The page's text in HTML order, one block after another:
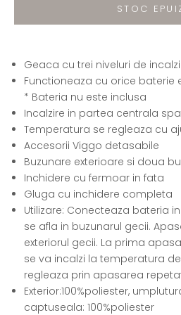
STOC
Geaca cu trei niveluri de
Functioneaza cu orice baterie
* Bateria nu este inclusa
Incalzire in partea centrala
Temperatura se regleaza cu
Accesorii Viggo detasabile
Buzunare exterioare si doua
Inchidere cu fermoar in fata
Gluga cu inchidere completa
Utilizare: Conecteaza bateria
se afla in buzunarul gecii.
exteriorul gecii. La prima
se va incalzi la temperatura
regleaza prin apasarea
Exterior:100%poliester,
captuseala: 100%poliester